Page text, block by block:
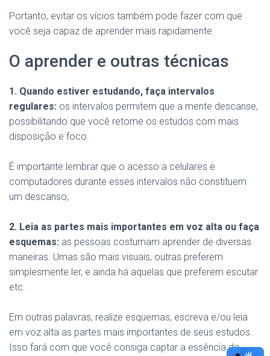
Portanto, evitar os vícios também pode fazer com que
você seja capaz de aprender mais rapidamente.
O aprender e outras técnicas
1. Quando estiver estudando, faça intervalos
regulares: os intervalos permitem que a mente descanse,
possibilitando que você retome os estudos com mais
disposição e foco.
É importante lembrar que o acesso a celulares e
computadores durante esses intervalos não constituem
um descanso;
2. Leia as partes mais importantes em voz alta ou faça
esquemas: as pessoas costumam aprender de diversas
maneiras. Umas são mais visuais, outras preferem
simplesmente ler, e ainda há aquelas que preferem escutar
etc.
Em outras palavras, realize esquemas, escreva e/ou leia
em voz alta as partes mais importantes de seus estudos.
Isso fará com que você consiga captar a essência do